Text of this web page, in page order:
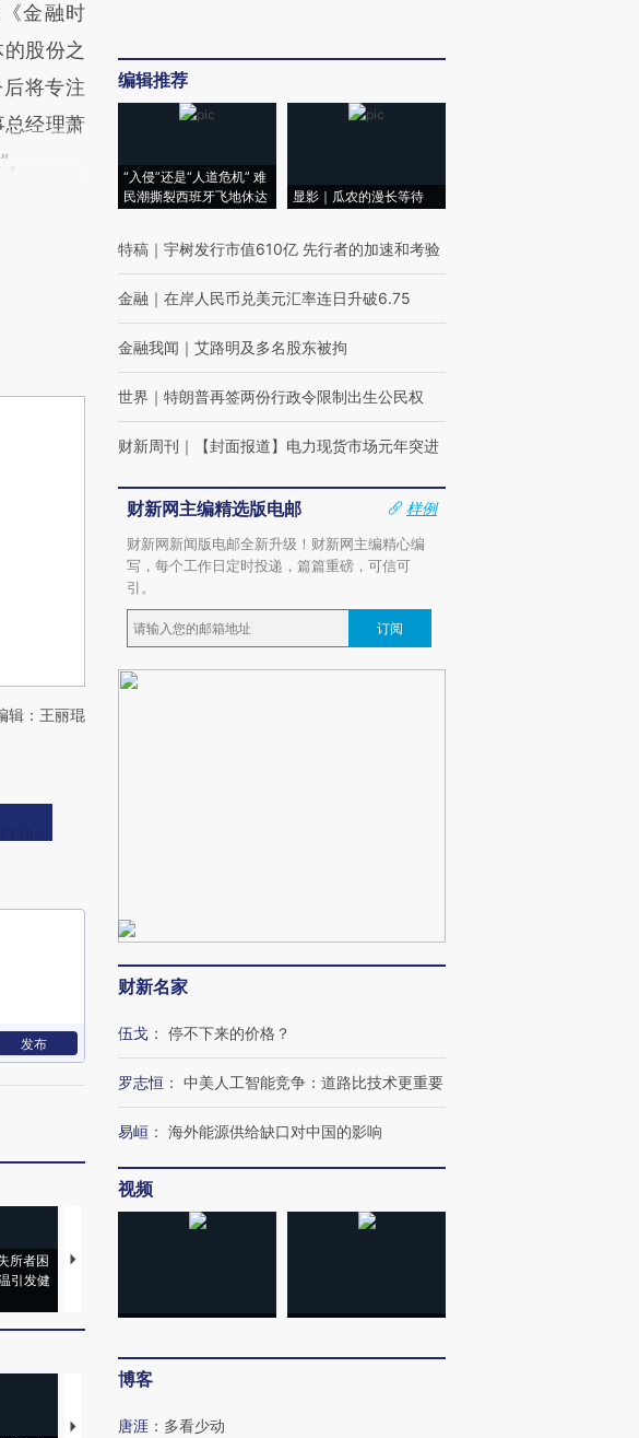
金融时
股份之
将专注
经理萧
辑：王丽琨
发布
所者困
引发健
视线｜HYROX的吸金
【推广】走进第四届链博
编辑推荐
“入侵”还是“人道危机” 难
民潮撕裂西班牙飞地休达
显影｜瓜农的漫长等待
特稿 ｜ 宇树发行市值610亿 先行者的加速和考验
金融 ｜ 在岸人民币兑美元汇率连日升破6.75
金融我闻 ｜ 艾路明及多名股东被拘
世界 ｜ 特朗普再签两份行政令限制出生公民权
财新周刊 ｜ 【封面报道】电力现货市场元年突进
财新网主编精选版电邮
样例
财新网新闻版电邮全新升级！财新网主编精心编
写，每个工作日定时投递，篇篇重磅，可信可
引。
订阅
财新名家
伍戈 ： 停不下来的价格？
罗志恒 ： 中美人工智能竞争：道路比技术更重要
易峘 ： 海外能源供给缺口对中国的影响
视频
博客
唐涯 ： 多看少动